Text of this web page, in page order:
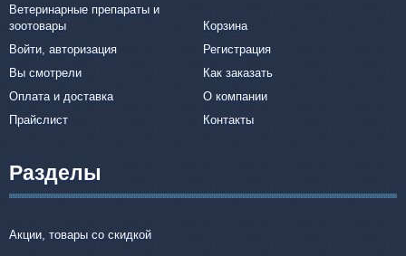
Ветеринарные препараты и
зоотовары
Корзина
Войти, авторизация
Регистрация
Вы смотрели
Как заказать
Оплата и доставка
О компании
Прайслист
Контакты
Разделы
Акции, товары со скидкой